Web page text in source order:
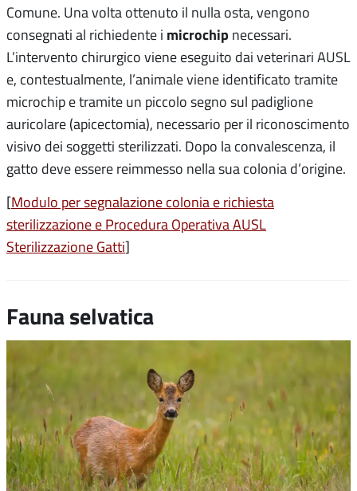
Comune. Una volta ottenuto il nulla osta, vengono
consegnati al richiedente i microchip necessari.
L’intervento chirurgico viene eseguito dai veterinari AUSL
e, contestualmente, l’animale viene identificato tramite
microchip e tramite un piccolo segno sul padiglione
auricolare (apicectomia), necessario per il riconoscimento
visivo dei soggetti sterilizzati. Dopo la convalescenza, il
gatto deve essere reimmesso nella sua colonia d’origine.
[Modulo per segnalazione colonia e richiesta
sterilizzazione e Procedura Operativa AUSL
Sterilizzazione Gatti]
Fauna selvatica